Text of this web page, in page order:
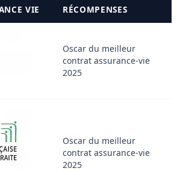
VIE RÉCOMPENSES
Oscar du meilleur
contrat assurance-vie
2025
Oscar du meilleur
contrat assurance-vie
2025